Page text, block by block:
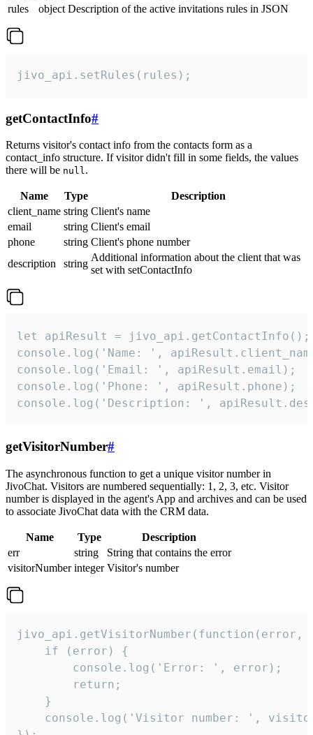
rules
object Description of the active invitations rules in JSON
jivo_api.setRules(rules);
getContactInfo#
Returns visitor's contact info from the contacts form as a
contact_info structure. If visitor didn't fill in some fields, the values
there will be null.
Name Type
Description
client_name string Client's name
email
string Client's email
phone
string Client's phone number
description
string
Additional information about the client that was
set with setContactInfo
let apiResult = jivo_api.getContactInfo();
console.log('Name: ',
console.log('Email: ', apiResult.email);
console.log('Phone: ', apiResult.phone);
console.log('Description: ',
getVisitorNumber#
The asynchronous function to get a unique visitor number in
JivoChat. Visitors are numbered sequentially: 1, 2, 3, etc. Visitor
number is displayed in the agent's App and archives and can be used
to associate JivoChat data with the CRM data.
Name Type
Description
err
string
String that contains the error
visitorNumber integer Visitor's number
jivo_api.getVisitorNumber(function(error,
    if (error) {
        console.log('Error: ', error);
        return;
    }
console.log('Visitor number: ',